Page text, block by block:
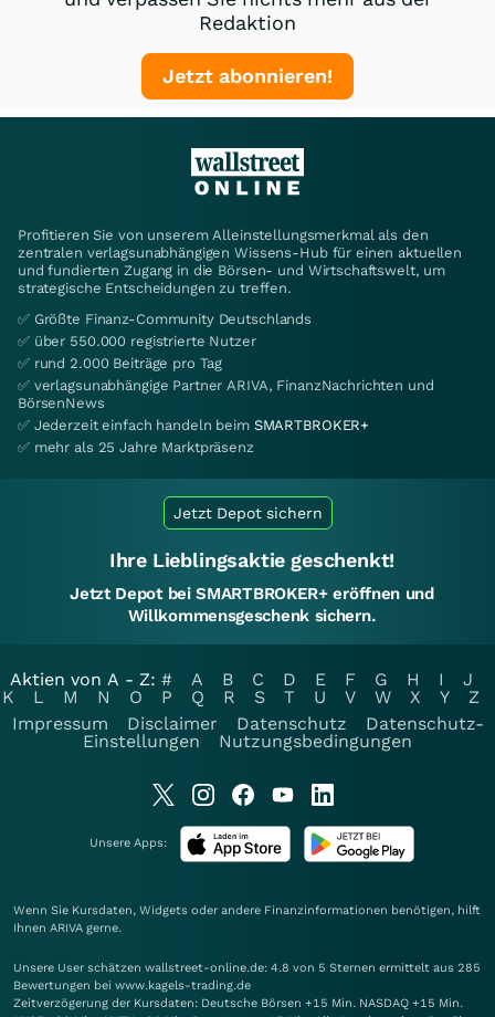
Redaktion
Jetzt abonnieren!
Profitieren Sie von unserem Alleinstellungsmerkmal als den
zentralen verlagsunabhängigen Wissens-Hub für einen aktuellen
und fundierten Zugang in die Börsen- und Wirtschaftswelt, um
strategische Entscheidungen zu treffen.
✅ Größte Finanz-Community Deutschlands
✅ über 550.000 registrierte Nutzer
✅ rund 2.000 Beiträge pro Tag
✅ verlagsunabhängige Partner ARIVA, FinanzNachrichten und
BörsenNews
✅ Jederzeit einfach handeln beim SMARTBROKER+
✅ mehr als 25 Jahre Marktpräsenz
Jetzt Depot sichern
Ihre Lieblingsaktie geschenkt!
Jetzt Depot bei SMARTBROKER+ eröffnen und
Willkommensgeschenk sichern.
Aktien von A - Z: # A B C D E F G H I
J
K
L M N O P Q R S T U V W X Y
Z
Impressum
Disclaimer Datenschutz
Datenschutz-
Einstellungen
Nutzungsbedingungen
Unsere Apps:
Wenn Sie Kursdaten, Widgets oder andere Finanzinformationen benötigen, hilft
Ihnen ARIVA gerne.
Unsere User schätzen wallstreet-online.de: 4.8 von 5 Sternen ermittelt aus 285
Bewertungen bei www.kagels-trading.de
Zeitverzögerung der Kursdaten: Deutsche Börsen +15 Min. NASDAQ +15 Min.